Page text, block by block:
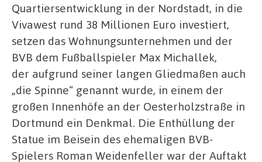
Quartiersentwicklung in der Nordstadt, in die
Vivawest rund 38 Millionen Euro investiert,
setzen das Wohnungsunternehmen und der
BVB dem Fußballspieler Max Michallek,
der aufgrund seiner langen Gliedmaßen auch
„die Spinne“ genannt wurde, in einem der
großen Innenhöfe an der Oesterholzstraße in
Dortmund ein Denkmal. Die Enthüllung der
Statue im Beisein des ehemaligen BVB-
Spielers Roman Weidenfeller war der Auftakt